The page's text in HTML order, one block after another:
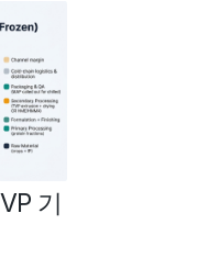
기